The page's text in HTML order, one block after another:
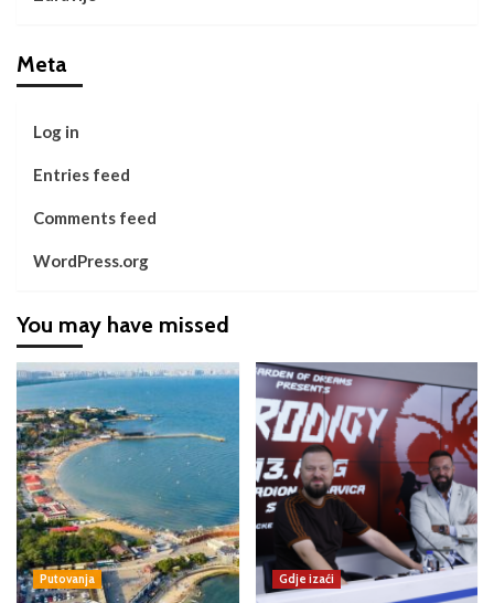
Meta
Log in
Entries feed
Comments feed
WordPress.org
You may have missed
Putovanja Gdje izaći